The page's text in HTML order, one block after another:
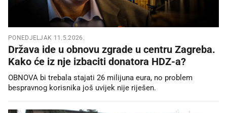
PONEDJELJAK 11.5.2026.
Država ide u obnovu zgrade u centru Zagreba.
Kako će iz nje izbaciti donatora HDZ-a?
OBNOVA bi trebala stajati 26 milijuna eura, no problem
bespravnog korisnika još uvijek nije riješen.